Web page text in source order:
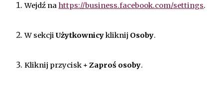
Wejdź na https://business.facebook.com/settings.
W sekcjiUżytkownicykliknij Osoby.
Kliknij przycisk + Zaproś osoby.